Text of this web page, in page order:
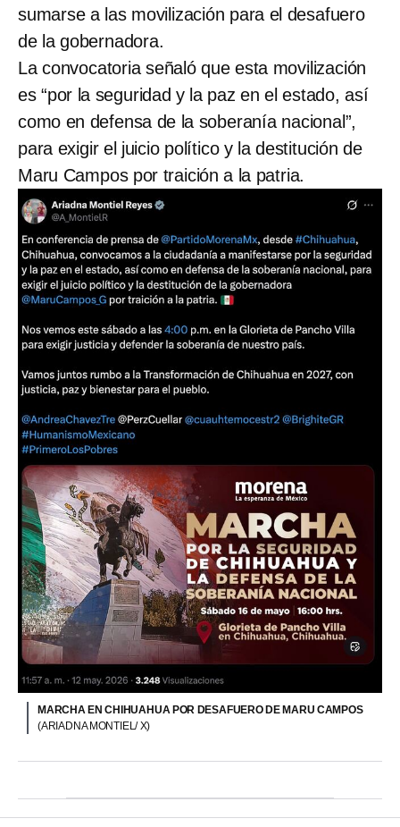
sumarse a las movilización para el desafuero
de la gobernadora.
La convocatoria señaló que esta movilización
es “por la seguridad y la paz en el estado, así
como en defensa de la soberanía nacional”,
para exigir el juicio político y la destitución de
Maru Campos por traición a la patria.
MARCHA EN CHIHUAHUA POR DESAFUERO DE MARU CAMPOS
(ARIADNA MONTIEL/ X)